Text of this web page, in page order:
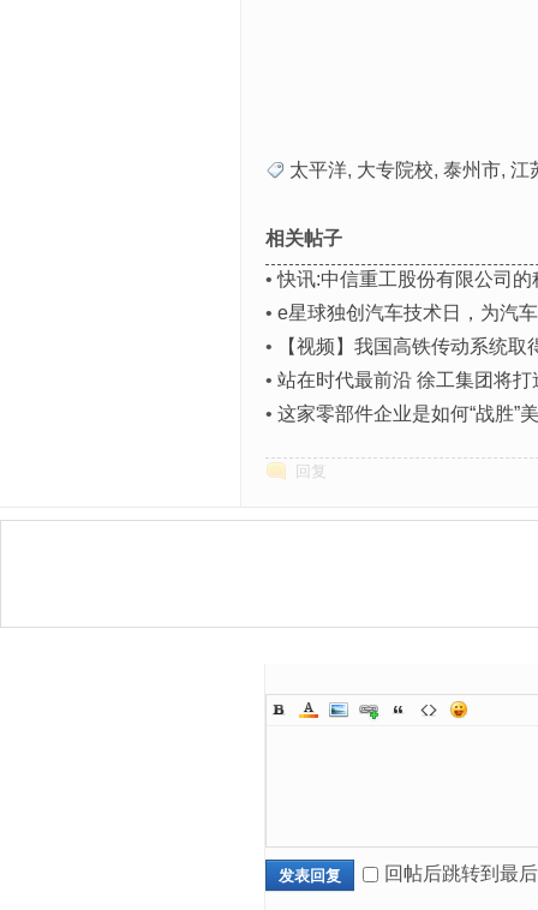
太平洋, 大专院校, 泰州市, 江
相关帖子
•快讯:中信重工股份有限公司
• e星球独创汽车技术日，为汽
•
【视频】我国高铁传动系统取
• 站在时代最前沿 徐工集团将打
• 这家零部件企业是如何“战胜”
回复
发表回复 回帖后跳转到最